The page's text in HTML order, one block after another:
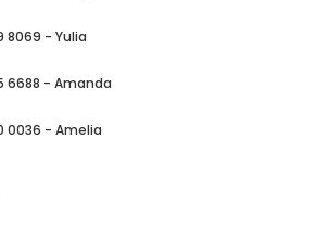
8069 - Yulia
6688 - Amanda
0036 - Amelia